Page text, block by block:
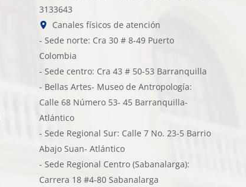
3133643
Canales físicos de atención
- Sede norte: Cra 30 # 8-49 Puerto
Colombia
- Sede centro: Cra 43 # 50-53 Barranquilla
- Bellas Artes- Museo de Antropología:
Calle 68 Número 53- 45 Barranquilla-
Atlántico
- Sede Regional Sur: Calle 7 No. 23-5 Barrio
Abajo Suan- Atlántico
- Sede Regional Centro (Sabanalarga):
Carrera 18 #4-80 Sabanalarga